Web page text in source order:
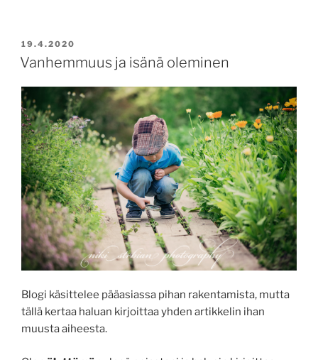
JULKAISTU
19.4.2020
Vanhemmuus ja isänä oleminen
Blogi käsittelee pääasiassa pihan rakentamista, mutta
tällä kertaa haluan kirjoittaa yhden artikkelin ihan
muusta aiheesta.